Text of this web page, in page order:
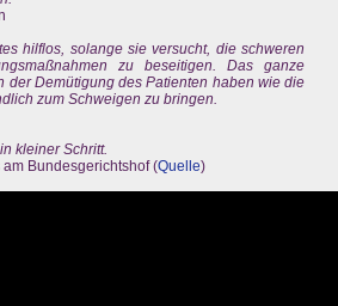
hilflos, solange sie versucht, die schweren
zu beseitigen. Das ganze
der Demütigung des Patienten haben wie die
zum Schweigen zu bringen.
kleiner Schritt.
Bundesgerichtshof (Quelle)